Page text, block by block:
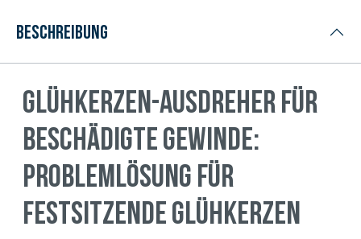
Beschreibung
Glühkerzen-Ausdreher für
beschädigte Gewinde:
Problemlösung für
festsitzende Glühkerzen